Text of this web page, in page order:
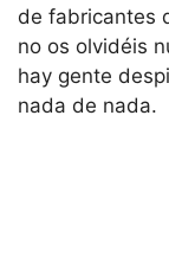
de fabricantes
no os olvidéis
hay gente
nada de nada.